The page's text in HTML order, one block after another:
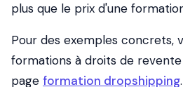
plus que le prix d'une
Pour des exemples concrets,
formations à droits de
page formation dropshipping.